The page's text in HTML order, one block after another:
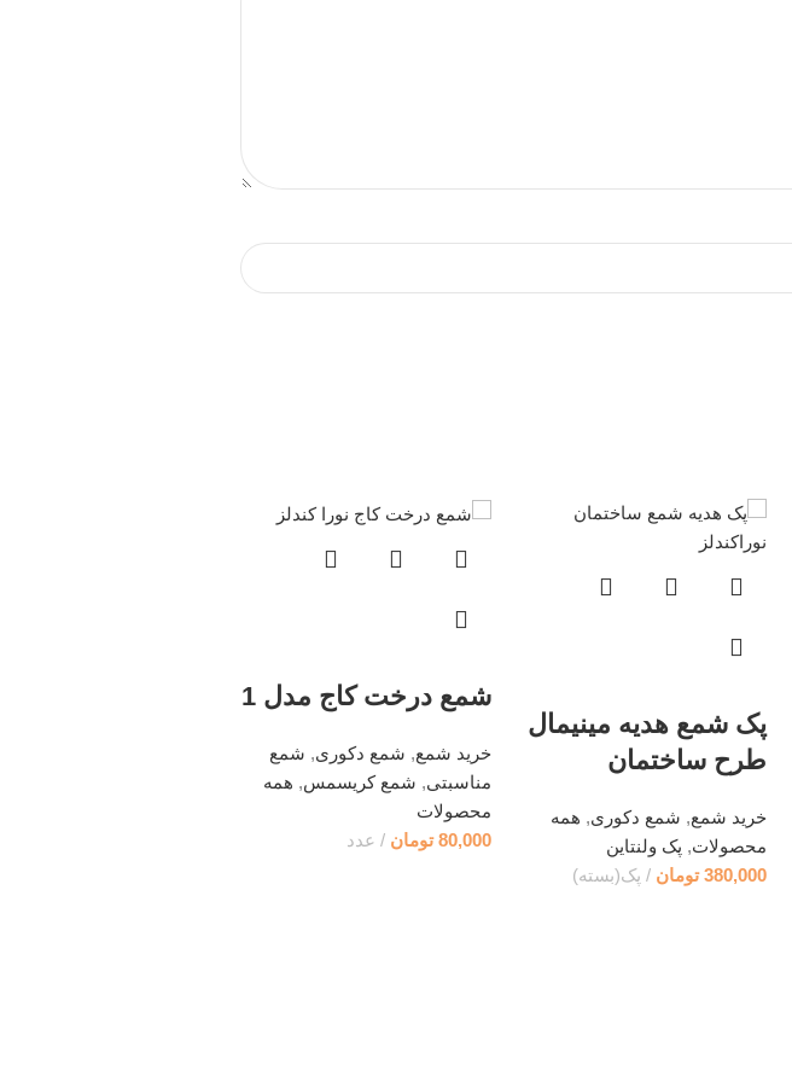
پک شمع هدیه مینیمال
طرح ساختمان
خرید شمع, شمع دکوری, همه
محصولات, پک ولنتاین
380,000 تومان پک(بسته)
شمع درخت کاج مدل 1
خرید شمع, شمع دکوری, شمع
مناسبتی, شمع کریسمس, همه
محصولات
80,000 تومان عدد